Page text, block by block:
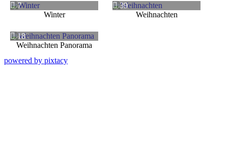
7
Winter
39
Weihnachten
18
Weihnachten Panorama
powered by pixtacy